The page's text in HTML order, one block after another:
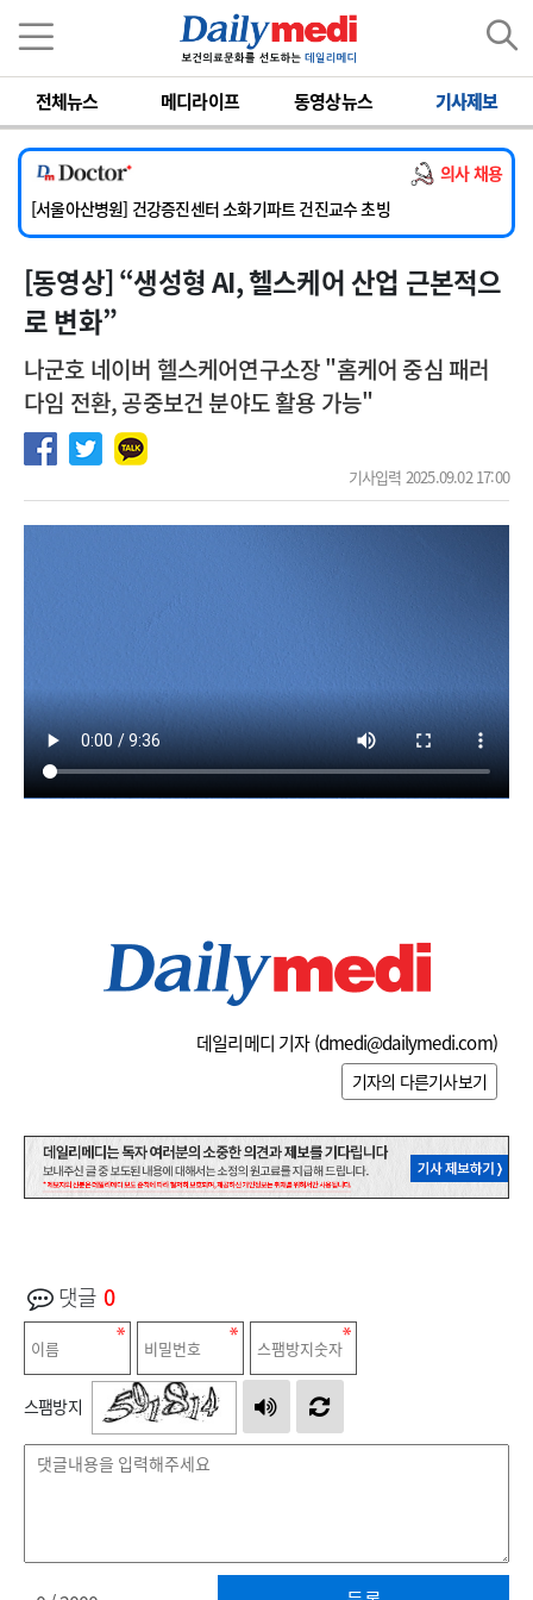
전체뉴스 메디라이프 동영상뉴스 기사제보
의사 채용
[단국대학교병원] 임상전담교원 및 전임의 초빙
[해운대부민병원] [해운대] 2026년 하반기 인턴 모집
[서울아산병원] 건강증진센터 소화기파트 건진교수 초빙
[충남대학교병원] [세종] 임상교수요원(류마티스내과) 공개채용 상시모집
[이대서울병원] 정형외과 일반의 초빙
[단국대학교병원] 임상전담교원 및 전임의 초빙
[해운대부민병원] [해운대] 2026년 하반기 인턴 모집
[동영상] “생성형 AI, 헬스케어 산업 근본적으
로 변화”
나군호 네이버 헬스케어연구소장 "홈케어 중심 패러
다임 전환, 공중보건 분야도 활용 가능"
기사입력 2025.09.02 17:00
데일리메디 기자 (dmedi@dailymedi.com)
기자의 다른기사보기
댓글 0
스팸방지